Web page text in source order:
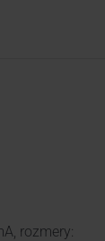
rozmery: